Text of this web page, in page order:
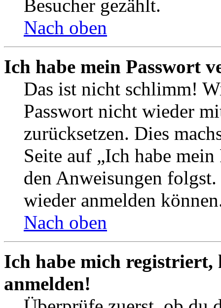
Besucher gezählt.
Nach oben
Ich habe mein Passwort
Das ist nicht schlimm!
Passwort nicht wieder
zurücksetzen. Dies
Seite auf „Ich habe
den Anweisungen
wieder anmelden
Nach oben
Ich habe mich
anmelden!